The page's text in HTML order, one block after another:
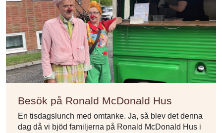
Besök på Ronald McDonald Hus
En tisdagslunch med omtanke. Ja, så blev det denna
dag då vi bjöd familjerna på Ronald McDonald Hus i